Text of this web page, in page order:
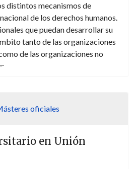
distintos mecanismos de
de los derechos humanos.
que puedan desarrollar su
tanto de las organizaciones
de las organizaciones no
en Unión